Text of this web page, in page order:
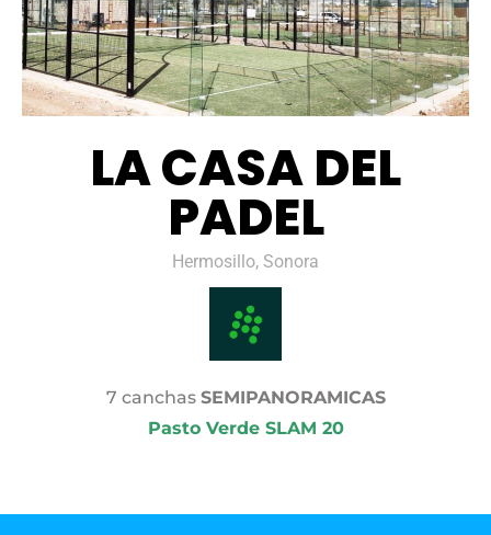
LA CASA DEL
PADEL
Hermosillo, Sonora
7 canchas SEMIPANORAMICAS
Pasto Verde SLAM 20